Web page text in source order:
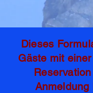
Dieses
Gäste mit
Anmeldung